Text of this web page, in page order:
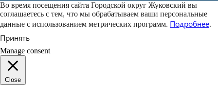
Во время посещения сайта Городской округ Жуковский вы
соглашаетесь с тем, что мы обрабатываем ваши персональные
данные с использованием метрических программ. Подробнее.
Принять
Manage consent
Close